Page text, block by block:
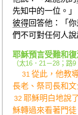
先知中的一位。」
彼得回答他：「你
們不可對任何人說
耶穌預言受難和
（太16．21－28 ； 路9
31 從此，他教
長老、祭司長和
32 耶穌明白地說
穌轉過來看著門